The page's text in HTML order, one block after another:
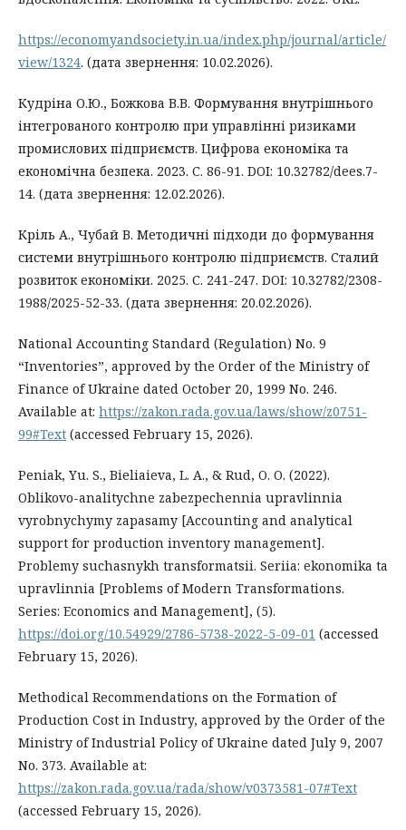
https://economyandsociety.in.ua/index.php/journal/article/
view/1324. (дата звернення: 10.02.2026).
Кудріна О.Ю., Божкова В.В. Формування внутрішнього
інтегрованого контролю при управлінні ризиками
промислових підприємств. Цифрова економіка та
економічна безпека. 2023. C. 86-91. DOI: 10.32782/dees.7-
14. (дата звернення: 12.02.2026).
Кріль А., Чубай В. Методичні підходи до формування
системи внутрішнього контролю підприємств. Сталий
розвиток економіки. 2025. С. 241-247. DOI: 10.32782/2308-
1988/2025-52-33. (дата звернення: 20.02.2026).
National Accounting Standard (Regulation) No. 9
“Inventories”, approved by the Order of the Ministry of
Finance of Ukraine dated October 20, 1999 No. 246.
Available at: https://zakon.rada.gov.ua/laws/show/z0751-
99#Text (accessed February 15, 2026).
Peniak, Yu. S., Bieliaieva, L. A., & Rud, O. O. (2022).
Oblikovo-analitychne zabezpechennia upravlinnia
vyrobnychymy zapasamy [Accounting and analytical
support for production inventory management].
Problemy suchasnykh transformatsii. Seriia: ekonomika ta
upravlinnia [Problems of Modern Transformations.
Series: Economics and Management], (5).
https://doi.org/10.54929/2786-5738-2022-5-09-01 (accessed
February 15, 2026).
Methodical Recommendations on the Formation of
Production Cost in Industry, approved by the Order of the
Ministry of Industrial Policy of Ukraine dated July 9, 2007
No. 373. Available at:
https://zakon.rada.gov.ua/rada/show/v0373581-07#Text
(accessed February 15, 2026).